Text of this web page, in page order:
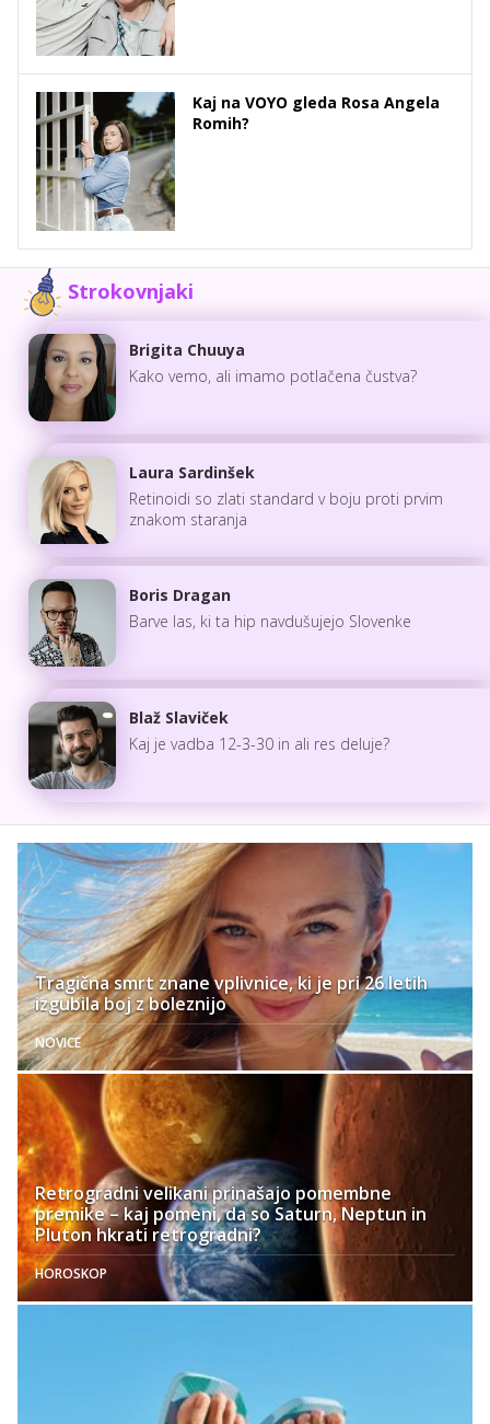
Kaj na VOYO gleda Rosa Angela
Romih?
Strokovnjaki
Brigita Chuuya
Kako vemo, ali imamo potlačena čustva?
Laura Sardinšek
Retinoidi so zlati standard v boju proti prvim
znakom staranja
Boris Dragan
Barve las, ki ta hip navdušujejo Slovenke
Blaž Slaviček
Kaj je vadba 12-3-30 in ali res deluje?
Tragična smrt znane vplivnice, ki je pri 26 letih
izgubila boj z boleznijo
NOVICE
Retrogradni velikani prinašajo pomembne
premike – kaj pomeni, da so Saturn, Neptun in
Pluton hkrati retrogradni?
HOROSKOP